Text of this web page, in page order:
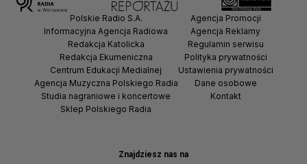
Znajdziesz nas na
Polskie Radio S.A.
Informacyjna Agencja Radiowa
Redakcja Katolicka
Redakcja Ekumeniczna
Centrum Edukacji Medialnej
Agencja Muzyczna Polskiego Radia
Studia nagraniowe i koncertowe
Sklep Polskiego Radia
Agencja Promocji
Agencja Reklamy
Regulamin serwisu
Polityka prywatności
Ustawienia prywatności
Dane osobowe
Kontakt